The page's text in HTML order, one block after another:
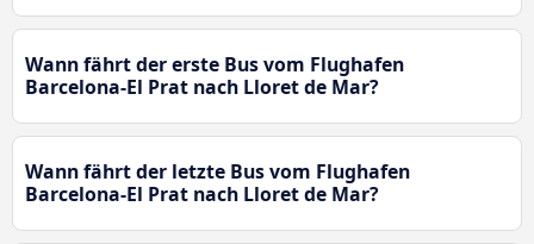
Wann fährt der erste Bus vom Flughafen
Barcelona-El Prat nach Lloret de Mar?
Wann fährt der letzte Bus vom Flughafen
Barcelona-El Prat nach Lloret de Mar?